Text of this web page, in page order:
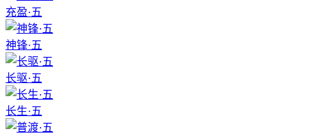
充盈·五
神锋·五
长驱·五
长生·五